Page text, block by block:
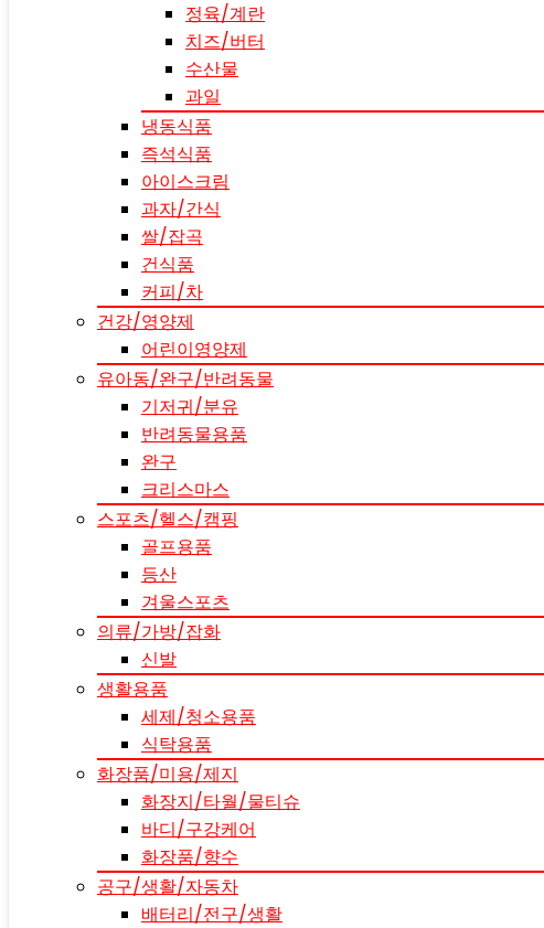
정육/계란
치즈/버터
수산물
과일
냉동식품
즉석식품
아이스크림
과자/간식
쌀/잡곡
건식품
커피/차
건강/영양제
어린이영양제
유아동/완구/반려동물
기저귀/분유
반려동물용품
완구
크리스마스
스포츠/헬스/캠핑
골프용품
등산
겨울스포츠
의류/가방/잡화
신발
생활용품
세제/청소용품
식탁용품
화장품/미용/제지
화장지/타월/물티슈
바디/구강케어
화장품/향수
공구/생활/자동차
배터리/전구/생활